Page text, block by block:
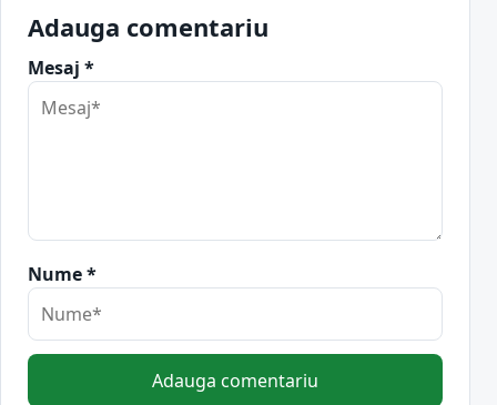
Adauga comentariu
Mesaj *
Nume *
Adauga comentariu